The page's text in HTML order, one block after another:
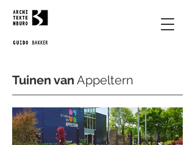
Tuinen van Appeltern